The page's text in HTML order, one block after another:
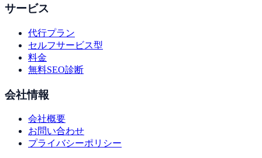
サービス
代行プラン
セルフサービス型
料金
無料SEO診断
会社情報
会社概要
お問い合わせ
プライバシーポリシー